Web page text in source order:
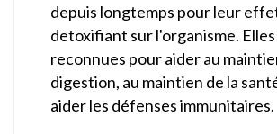
depuis longtemps pour leur
detoxifiant sur l'organisme.
reconnues pour aider au
digestion, au maintien de la
aider les défenses immunitaires.